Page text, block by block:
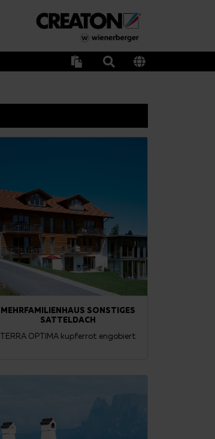
MEHRFAMILIENHAUS SONSTIGES
SATTELDACH
TERRA OPTIMA kupferrot engobiert